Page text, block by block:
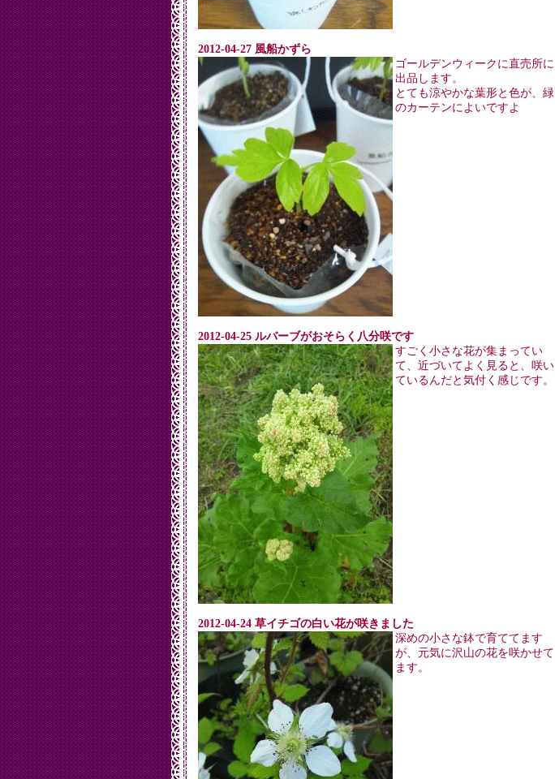
2012-04-27 風船かずら
ゴールデンウィークに直売所に
出品します。
とても涼やかな葉形と色が、緑
のカーテンによいですよ
2012-04-25 ルバーブがおそらく八分咲です
すごく小さな花が集まってい
て、近づいてよく見ると、咲い
ているんだと気付く感じです。
2012-04-24 草イチゴの白い花が咲きました
深めの小さな鉢で育ててます
が、元気に沢山の花を咲かせて
ます。